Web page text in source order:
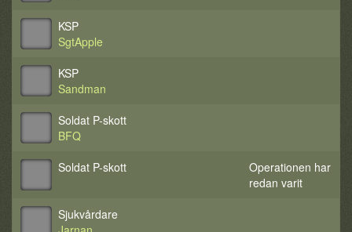
KSP
SgtApple
KSP
Sandman
Soldat P-skott
BFQ
Soldat P-skott
Operationen har
redan varit
Sjukvårdare